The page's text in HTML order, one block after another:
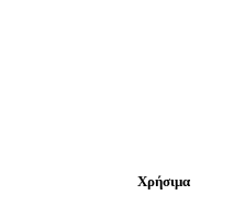
Χρήσιμα